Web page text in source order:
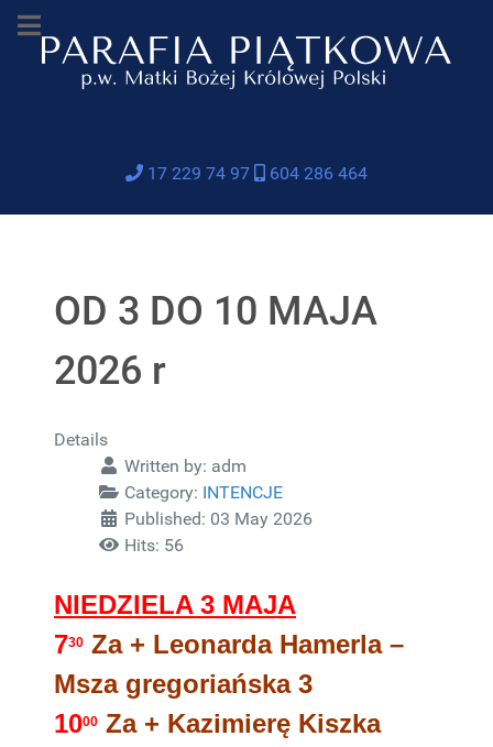
17 229 74 97 604 286 464
OD 3 DO 10 MAJA
2026 r
Details
Written by: adm
Category: INTENCJE
Published: 03 May 2026
Hits: 56
NIEDZIELA 3 MAJA
730 Za + Leonarda Hamerla –
Msza gregoriańska 3
1000 Za + Kazimierę Kiszka